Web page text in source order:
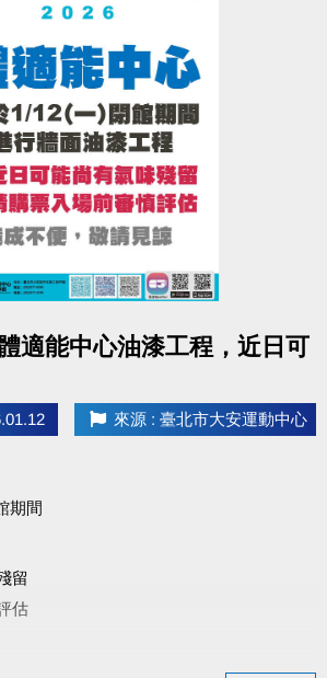
適能中心油漆工程，近日可
來源 : 臺北市大安運動中心
期間
留
估